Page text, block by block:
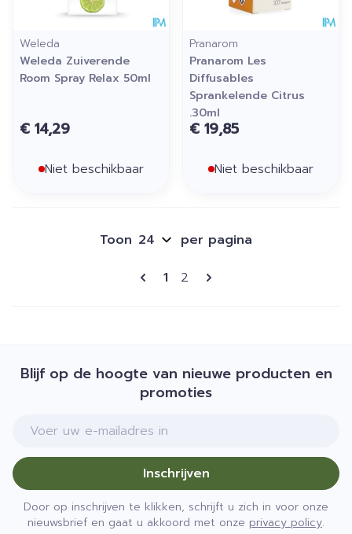
Weleda
Weleda Zuiverende
Room Spray Relax 50ml
€ 14,29
Niet beschikbaar
Pranarom
Pranarom Les
Diffusables
Sprankelende Citrus
.30ml
€ 19,85
Niet beschikbaar
Pagina's
U lees momenteel pagina
1 Pagina
2
Toon per pagina
Blijf op de hoogte van nieuwe producten en
promoties
E-mail adres
Inschrijven
Door op inschrijven te klikken, schrijft u zich in voor onze
nieuwsbrief en gaat u akkoord met onze privacy policy.